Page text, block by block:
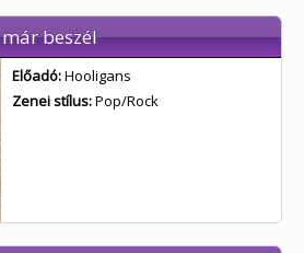
beszél
Előadó:Hooligans
Zenei stílus:Pop/Rock